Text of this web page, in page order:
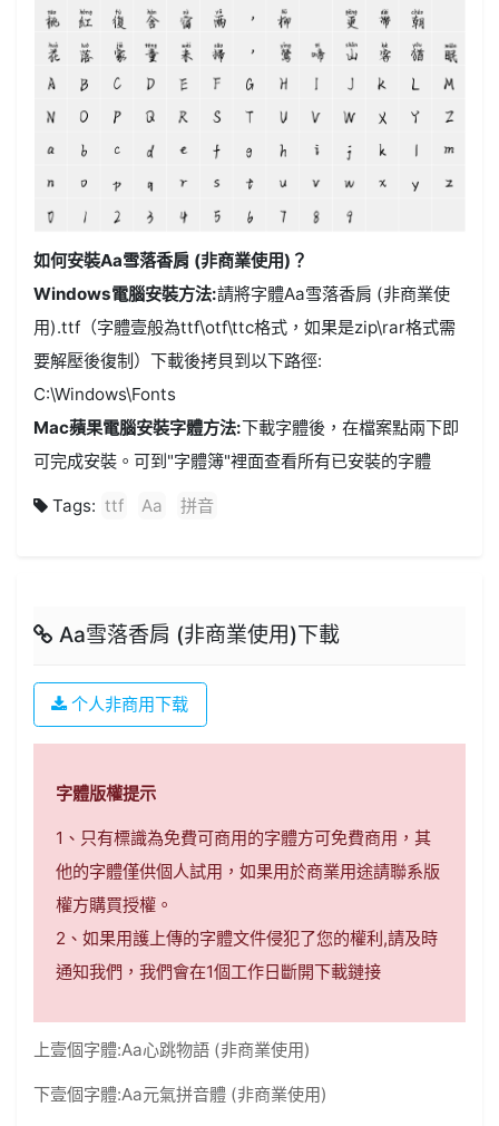
如何安裝Aa雪落香肩 (非商業使用)？
Windows電腦安裝方法:請將字體Aa雪落香肩 (非商業使
用).ttf（字體壹般為ttf\otf\ttc格式，如果是zip\rar格式需
要解壓後復制）下載後拷貝到以下路徑:
C:\Windows\Fonts
Mac蘋果電腦安裝字體方法:下載字體後，在檔案點兩下即
可完成安裝。可到"字體簿"裡面查看所有已安裝的字體
Tags: ttf Aa 拼音
Aa雪落香肩 (非商業使用)下載
个人非商用下载
字體版權提示
1、只有標識為免費可商用的字體方可免費商用，其
他的字體僅供個人試用，如果用於商業用途請聯系版
權方購買授權。
2、如果用護上傳的字體文件侵犯了您的權利,請及時
通知我們，我們會在1個工作日斷開下載鏈接
上壹個字體:Aa心跳物語 (非商業使用)
下壹個字體:Aa元氣拼音體 (非商業使用)